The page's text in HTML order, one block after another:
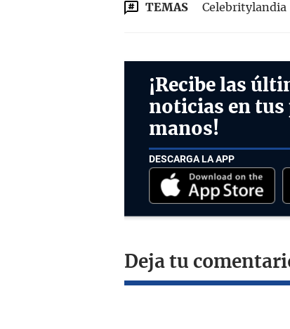
TEMAS Celebritylandia
¡Recibe las
noticias en tus
manos!
DESCARGA LA APP
Deja tu